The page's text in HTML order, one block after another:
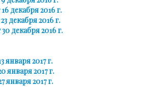
декабря 2016 г.
декабря 2016 г.
декабря 2016 г.
января 2017 г.
января 2017 г.
января 2017 г.